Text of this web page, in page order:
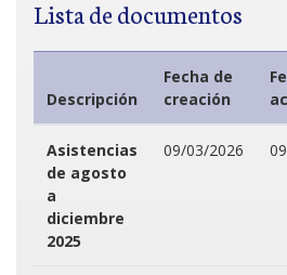
Lista de documentos
Descripción
Fecha de
creación
Asistencias
de agosto
a
diciembre
2025
09/03/2026